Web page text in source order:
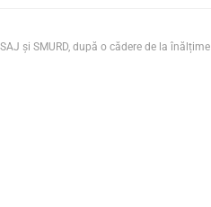
și SMURD, după o cădere de la înălțime